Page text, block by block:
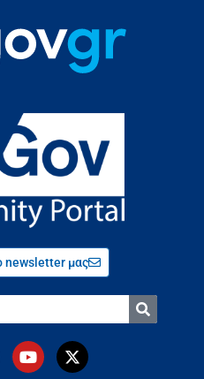
newsletter μας